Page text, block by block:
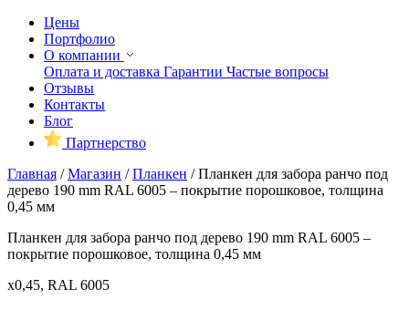
Цены
Портфолио
О компании
Оплата и доставка Гарантии Частые вопросы
Отзывы
Контакты
Блог
Партнерство
Главная /Магазин /Планкен /Планкен для забора ранчо под
дерево 190 mm RAL 6005 – покрытие порошковое, толщина
0,45 мм
Планкен для забора ранчо под дерево 190 mm RAL 6005 –
покрытие порошковое, толщина 0,45 мм
x0,45, RAL 6005